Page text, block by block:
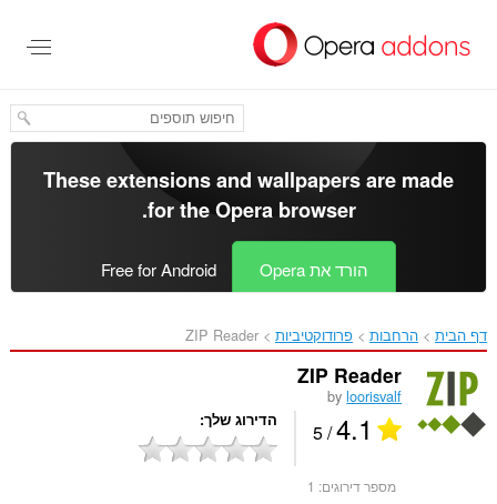
העיקרי
These extensions and wallpapers are made
for theOpera browser
.
הורד את Opera Free for Android
דף הבית הרחבות פרודוקטיביות ZIP Reader‎
ZIP Reader
byloorisvalf
4.1
/ 5 הדירוג שלך
מספר דירוגים: 1